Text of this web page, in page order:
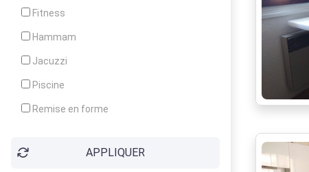
Fitness
Hammam
Jacuzzi
Piscine
Remise en forme
Soins du corpsAPPLIQUER